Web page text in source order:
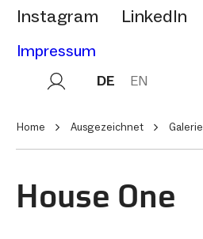
Instagram LinkedIn
Impressum
DE EN
Home Ausgezeichnet Galerie
House One